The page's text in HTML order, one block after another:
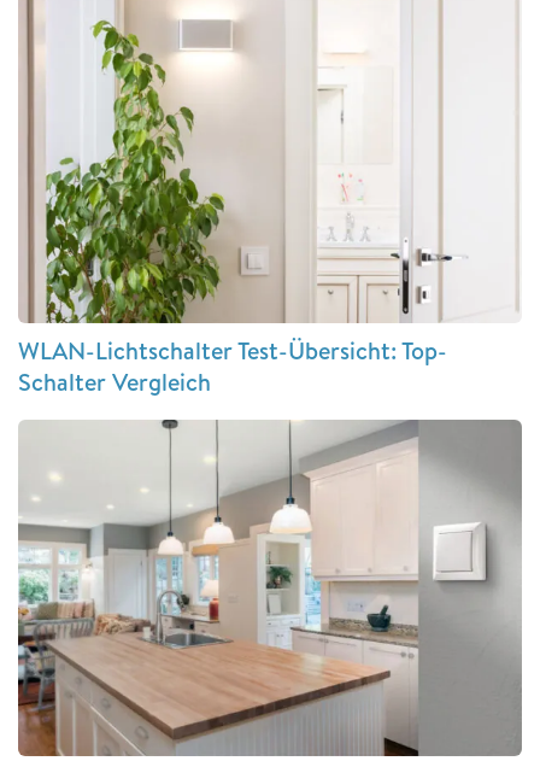
WLAN-Lichtschalter Test-Übersicht: Top-
Schalter Vergleich